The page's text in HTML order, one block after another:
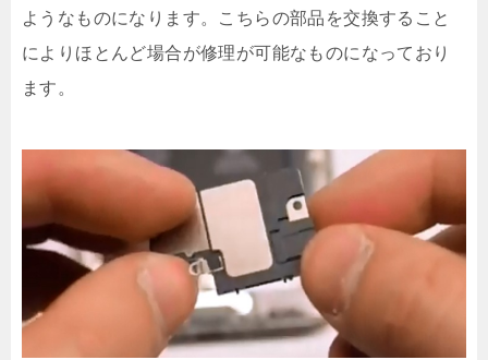
ようなものになります。こちらの部品を交換すること
によりほとんど場合が修理が可能なものになっており
ます。